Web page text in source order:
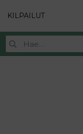
KILPAILUT